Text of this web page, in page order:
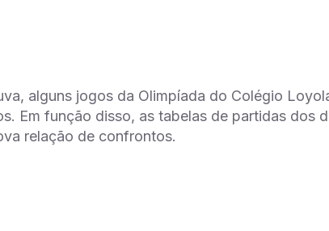
alguns jogos da Olimpíada do Colégio
Em função disso, as tabelas de partidas dos
relação de confrontos.